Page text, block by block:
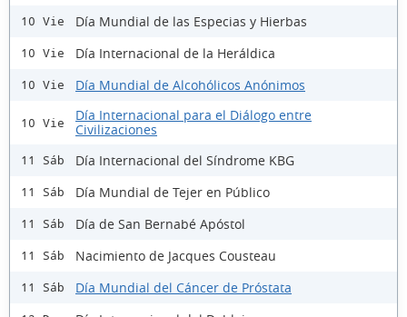
10 Vie Día Mundial de las Especias y Hierbas
10 Vie Día Internacional de la Heráldica
10 Vie Día Mundial de Alcohólicos Anónimos
10 Vie
Día Internacional para el Diálogo entre
Civilizaciones
11 Sáb Día Internacional del Síndrome KBG
11 Sáb Día Mundial de Tejer en Público
11 Sáb Día de San Bernabé Apóstol
11 Sáb Nacimiento de Jacques Cousteau
11 Sáb Día Mundial del Cáncer de Próstata